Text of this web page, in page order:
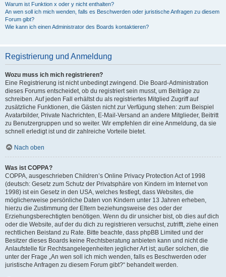
Warum ist Funktion x oder y nicht enthalten?
An wen soll ich mich wenden, falls es Beschwerden oder juristische Anfragen zu diesem
Forum gibt?
Wie kann ich einen Administrator des Boards kontaktieren?
Registrierung und Anmeldung
Wozu muss ich mich registrieren?
Eine Registrierung ist nicht unbedingt zwingend. Die Board-Administration
dieses Forums entscheidet, ob du registriert sein musst, um Beiträge zu
schreiben. Auf jeden Fall erhältst du als registriertes Mitglied Zugriff auf
zusätzliche Funktionen, die Gästen nicht zur Verfügung stehen: zum Beispiel
Avatarbilder, Private Nachrichten, E-Mail-Versand an andere Mitglieder, Beitritt
zu Benutzergruppen und so weiter. Wir empfehlen dir eine Anmeldung, da sie
schnell erledigt ist und dir zahlreiche Vorteile bietet.
Nach oben
Was ist COPPA?
COPPA, ausgeschrieben Children’s Online Privacy Protection Act of 1998
(deutsch: Gesetz zum Schutz der Privatsphäre von Kindern im Internet von
1998) ist ein Gesetz in den USA, welches festlegt, dass Websites, die
möglicherweise persönliche Daten von Kindern unter 13 Jahren erheben,
hierzu die Zustimmung der Eltern beziehungsweise des oder der
Erziehungsberechtigten benötigen. Wenn du dir unsicher bist, ob dies auf dich
oder die Website, auf der du dich zu registrieren versuchst, zutrifft, ziehe einen
rechtlichen Beistand zu Rate. Bitte beachte, dass phpBB Limited und der
Besitzer dieses Boards keine Rechtsberatung anbieten kann und nicht die
Anlaufstelle für Rechtsangelegenheiten jeglicher Art ist; außer solchen, die
unter der Frage „An wen soll ich mich wenden, falls es Beschwerden oder
juristische Anfragen zu diesem Forum gibt?“ behandelt werden.